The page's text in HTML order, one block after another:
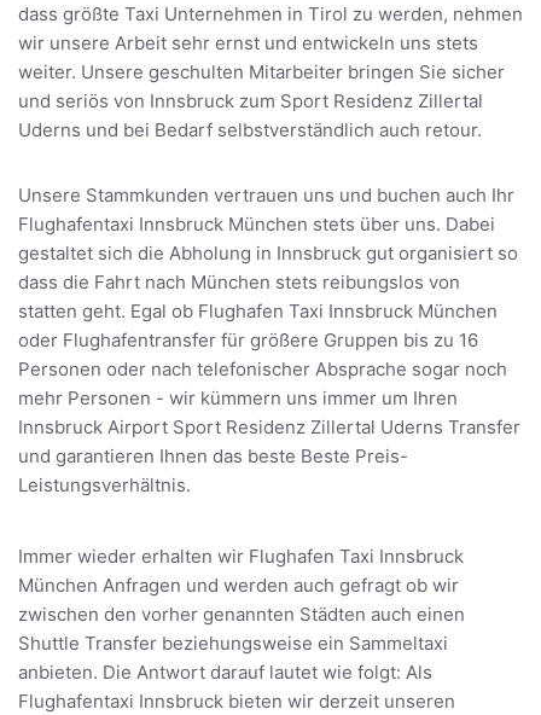
dass größte Taxi Unternehmen in Tirol zu werden, nehmen
wir unsere Arbeit sehr ernst und entwickeln uns stets
weiter. Unsere geschulten Mitarbeiter bringen Sie sicher
und seriös von Innsbruck zum Sport Residenz Zillertal
Uderns und bei Bedarf selbstverständlich auch retour.
Unsere Stammkunden vertrauen uns und buchen auch Ihr
Flughafentaxi Innsbruck München stets über uns. Dabei
gestaltet sich die Abholung in Innsbruck gut organisiert so
dass die Fahrt nach München stets reibungslos von
statten geht. Egal ob Flughafen Taxi Innsbruck München
oder Flughafentransfer für größere Gruppen bis zu 16
Personen oder nach telefonischer Absprache sogar noch
mehr Personen - wir kümmern uns immer um Ihren
Innsbruck Airport Sport Residenz Zillertal Uderns Transfer
und garantieren Ihnen das beste Beste Preis-
Leistungsverhältnis.
Immer wieder erhalten wir Flughafen Taxi Innsbruck
München Anfragen und werden auch gefragt ob wir
zwischen den vorher genannten Städten auch einen
Shuttle Transfer beziehungsweise ein Sammeltaxi
anbieten. Die Antwort darauf lautet wie folgt: Als
Flughafentaxi Innsbruck bieten wir derzeit unseren